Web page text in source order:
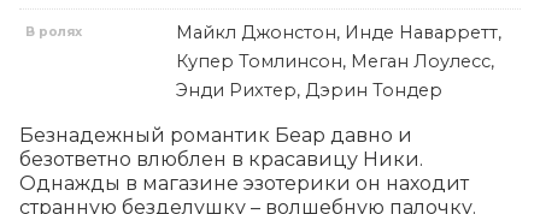
В ролях
Майкл Джонстон, Инде Наварретт,
Купер Томлинсон, Меган Лоулесс,
Энди Рихтер, Дэрин Тондер
Безнадежный романтик Беар давно и
безответно влюблен в красавицу Ники.
Однажды в магазине эзотерики он находит
странную безделушку – волшебную палочку.